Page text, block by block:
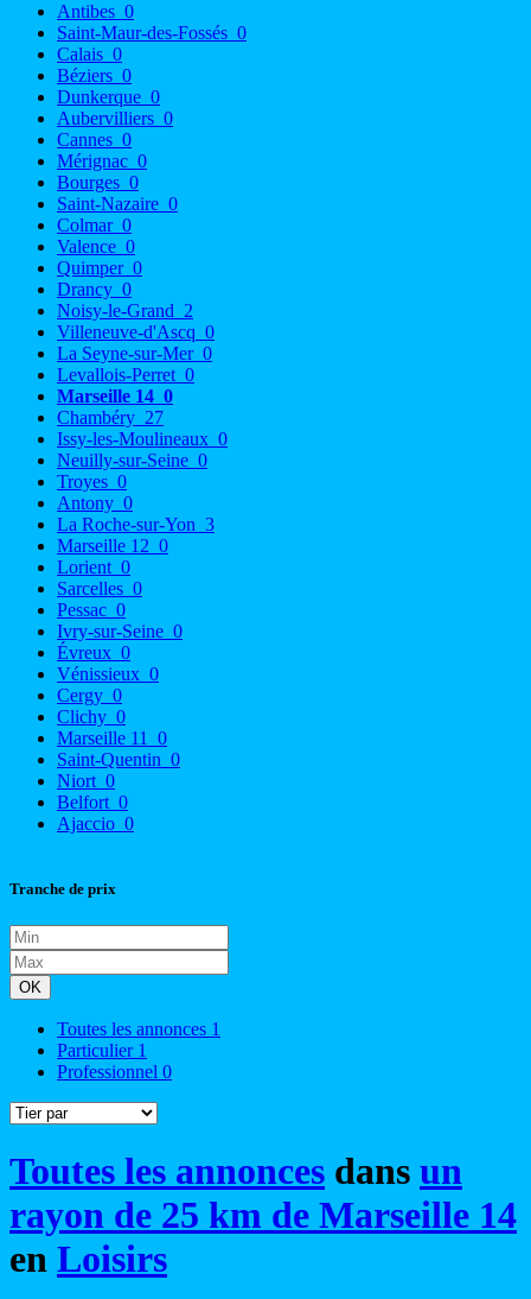
Antibes 0
Saint-Maur-des-Fossés 0
Calais 0
Béziers 0
Dunkerque 0
Aubervilliers 0
Cannes 0
Mérignac 0
Bourges 0
Saint-Nazaire 0
Colmar 0
Valence 0
Quimper 0
Drancy 0
Noisy-le-Grand 2
Villeneuve-d'Ascq 0
La Seyne-sur-Mer 0
Levallois-Perret 0
Marseille 14 0
Chambéry 27
Issy-les-Moulineaux 0
Neuilly-sur-Seine 0
Troyes 0
Antony 0
La Roche-sur-Yon 3
Marseille 12 0
Lorient 0
Sarcelles 0
Pessac 0
Ivry-sur-Seine 0
Évreux 0
Vénissieux 0
Cergy 0
Clichy 0
Marseille 11
0
Saint-Quentin 0
Niort 0
Belfort 0
Ajaccio 0
Tranche de prix
OK
Toutes les annonces 1
Particulier 1
Professionnel 0
Toutes les annonces dans un
rayon de 25 km de Marseille 14
en Loisirs